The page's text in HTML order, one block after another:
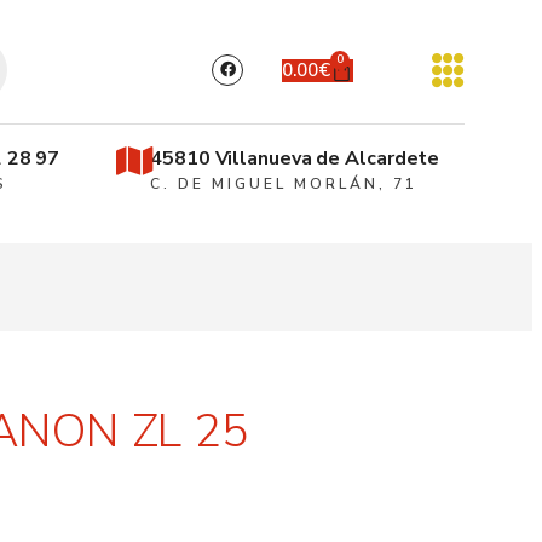
0.00€ 0
28 97 45810 Villanueva de Alcardete
C. DE MIGUEL MORLÁN, 71
ZL 25